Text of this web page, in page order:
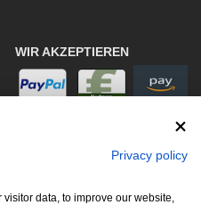
WIR AKZEPTIEREN
Privacy policy
data, to improve our website,